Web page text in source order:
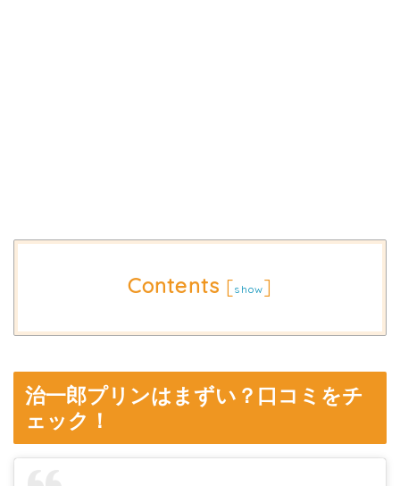
Contents [show]
治一郎プリンはまずい？口コミをチ
ェック！